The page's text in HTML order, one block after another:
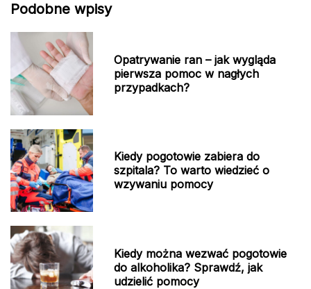
Podobne wpisy
Opatrywanie ran – jak wygląda
pierwsza pomoc w nagłych
przypadkach?
Kiedy pogotowie zabiera do
szpitala? To warto wiedzieć o
wzywaniu pomocy
Kiedy można wezwać pogotowie
do alkoholika? Sprawdź, jak
udzielić pomocy